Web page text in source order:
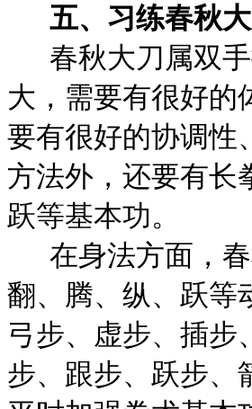
五、习练春秋
春秋大刀属双
大，需要有很好的
要有很好的协调性
方法外，还要有长
跃等基本功。
在身法方面，
翻、腾、纵、跃等
弓步、虚步、插步
步、跟步、跃步、